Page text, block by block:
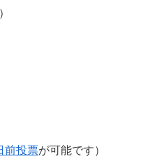
前投票が可能です）